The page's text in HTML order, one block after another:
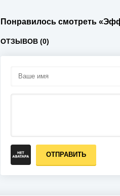
Понравилось смотреть
ОТЗЫВОВ (0)
ОТПРАВИТЬ